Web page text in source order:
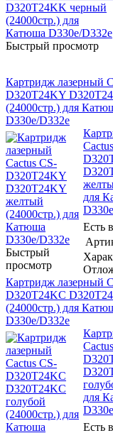
Быстрый просмотр
Картридж лазерный
D320T24KY
(24000стр.) для
D330e/D332e
Быстрый
просмотр
для
Есть
Картридж лазерный
D320T24KC
(24000стр.) для
D330e/D332e
для
Есть